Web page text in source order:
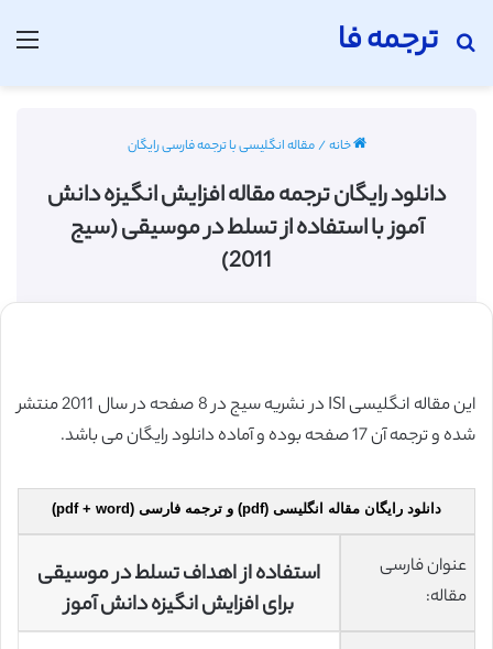
ترجمه فا
جستجو برای
خانه/مقاله انگلیسی با ترجمه فارسی رایگان
دانلود رایگان ترجمه مقاله افزایش انگیزه دانش
آموز با استفاده از تسلط در موسیقی (سیج
2011)
این مقاله انگلیسی ISI در نشریه سیج در 8 صفحه در سال 2011 منتشر
شده و ترجمه آن 17 صفحه بوده و آماده دانلود رایگان می باشد.
دانلود رایگان مقاله انگلیسی (pdf) و ترجمه فارسی (pdf + word)
عنوان فارسی
مقاله:
استفاده از اهداف تسلط در موسیقی
برای افزایش انگیزه دانش آموز